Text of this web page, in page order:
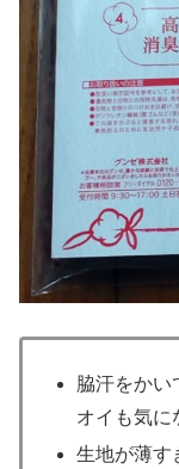
脇汗をかい
オイも気に
生地が薄す